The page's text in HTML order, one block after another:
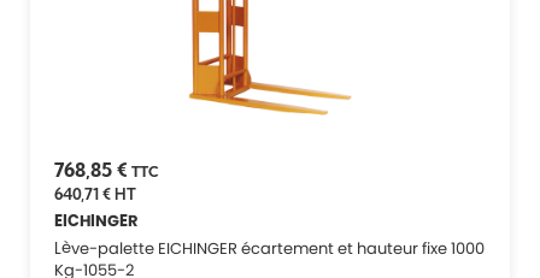
768,85 € TTC
640,71 €HT
EICHINGER
Lève-palette EICHINGER écartement et hauteur fixe 1000
Kg-1055-2